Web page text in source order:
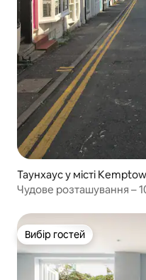
Таунхаус у місті
Чудове розташування –
Вибір гостей
Вибір гостей